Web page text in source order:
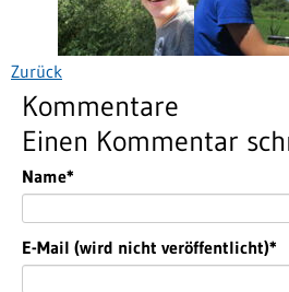
Zurück
Kommentare
Einen Kommentar
Pflichtfeld
Name*
Pflichtfeld
E-Mail (wird nicht veröffentlicht)*